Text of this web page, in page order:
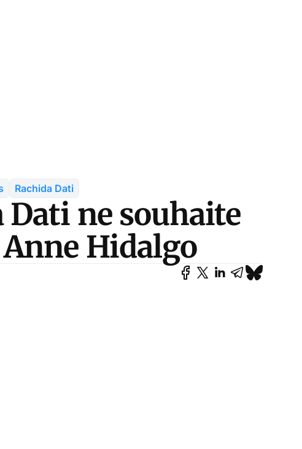
Rachida Dati
Dati ne souhaite
Hidalgo